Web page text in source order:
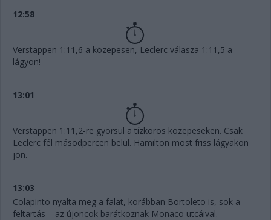
12:58
Verstappen 1:11,6 a közepesen, Leclerc válasza 1:11,5 a
lágyon!
13:01
Verstappen 1:11,2-re gyorsul a tízkörös közepeseken. Csak
Leclerc fél másodpercen belül. Hamilton most friss lágyakon
jön.
13:03
Colapinto nyalta meg a falat, korábban Bortoleto is, sok a
feltartás – az újoncok barátkoznak Monaco utcáival.